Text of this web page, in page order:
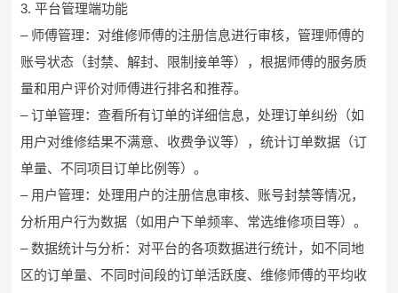
3. 平台管理端功能
– 师傅管理：对维修师傅的注册信息进行审核，管理师傅的
账号状态（封禁、解封、限制接单等），根据师傅的服务质
量和用户评价对师傅进行排名和推荐。
– 订单管理：查看所有订单的详细信息，处理订单纠纷（如
用户对维修结果不满意、收费争议等），统计订单数据（订
单量、不同项目订单比例等）。
– 用户管理：处理用户的注册信息审核、账号封禁等情况，
分析用户行为数据（如用户下单频率、常选维修项目等）。
– 数据统计与分析：对平台的各项数据进行统计，如不同地
区的订单量、不同时间段的订单活跃度、维修师傅的平均收